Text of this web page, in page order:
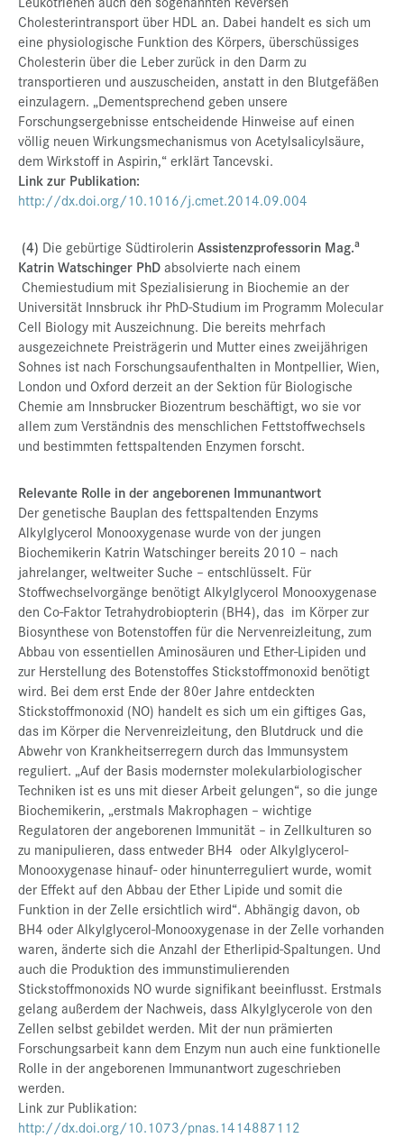
Cholesterintransport über HDL an. Dabei handelt es sich um
eine physiologische Funktion des Körpers, überschüssiges
Cholesterin über die Leber zurück in den Darm zu
transportieren und auszuscheiden, anstatt in den Blutgefäßen
einzulagern. „Dementsprechend geben unsere
Forschungsergebnisse entscheidende Hinweise auf einen
völlig neuen Wirkungsmechanismus von Acetylsalicylsäure,
dem Wirkstoff in Aspirin,“ erklärt Tancevski.
Link zur Publikation:
http://dx.doi.org/10.1016/j.cmet.2014.09.004
(4) Die gebürtige Südtirolerin Assistenzprofessorin Mag.a
Katrin Watschinger PhDabsolvierte nach einem
Chemiestudium mit Spezialisierung in Biochemie an der
Universität Innsbruck ihr PhD-Studium im Programm Molecular
Cell Biology mit Auszeichnung. Die bereits mehrfach
ausgezeichnete Preisträgerin und Mutter eines zweijährigen
Sohnes ist nach Forschungsaufenthalten in Montpellier, Wien,
London und Oxford derzeit an der Sektion für Biologische
Chemie am Innsbrucker Biozentrum beschäftigt, wo sie vor
allem zum Verständnis des menschlichen Fettstoffwechsels
und bestimmten fettspaltenden Enzymen forscht.
Relevante Rolle in der angeborenen Immunantwort
Der genetische Bauplan des fettspaltenden Enzyms
Alkylglycerol Monooxygenase wurde von der jungen
Biochemikerin Katrin Watschinger bereits 2010 – nach
jahrelanger, weltweiter Suche – entschlüsselt. Für
Stoffwechselvorgänge benötigt Alkylglycerol Monooxygenase
den Co-Faktor Tetrahydrobiopterin (BH4), das im Körper zur
Biosynthese von Botenstoffen für die Nervenreizleitung, zum
Abbau von essentiellen Aminosäuren und Ether-Lipiden und
zur Herstellung des Botenstoffes Stickstoffmonoxid benötigt
wird. Bei dem erst Ende der 80er Jahre entdeckten
Stickstoffmonoxid (NO) handelt es sich um ein giftiges Gas,
das im Körper die Nervenreizleitung, den Blutdruck und die
Abwehr von Krankheitserregern durch das Immunsystem
reguliert. „Auf der Basis modernster molekularbiologischer
Techniken ist es uns mit dieser Arbeit gelungen“, so die junge
Biochemikerin, „erstmals Makrophagen – wichtige
Regulatoren der angeborenen Immunität – in Zellkulturen so
zu manipulieren, dass entweder BH4 oder Alkylglycerol-
Monooxygenase hinauf- oder hinunterreguliert wurde, womit
der Effekt auf den Abbau der Ether Lipide und somit die
Funktion in der Zelle ersichtlich wird“. Abhängig davon, ob
BH4 oder Alkylglycerol-Monooxygenase in der Zelle vorhanden
waren, änderte sich die Anzahl der Etherlipid-Spaltungen. Und
auch die Produktion des immunstimulierenden
Stickstoffmonoxids NO wurde signifikant beeinflusst. Erstmals
gelang außerdem der Nachweis, dass Alkylglycerole von den
Zellen selbst gebildet werden. Mit der nun prämierten
Forschungsarbeit kann dem Enzym nun auch eine funktionelle
Rolle in der angeborenen Immunantwort zugeschrieben
werden.
Link zur Publikation:
http://dx.doi.org/10.1073/pnas.1414887112